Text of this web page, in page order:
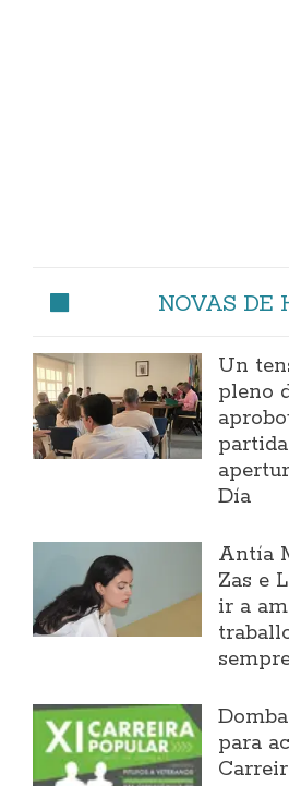
NOVAS DE
Un
pleno
Día
Antía
Zas e
ir a
para